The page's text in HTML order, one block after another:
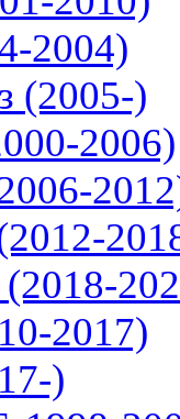
2004)
(2005-)
2006)
2017)
)